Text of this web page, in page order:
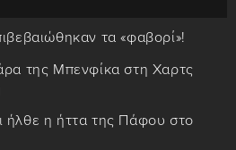
τα «φαβορί»!
της Μπενφίκα στη Χαρτς
ήλθε η ήττα της Πάφου στο